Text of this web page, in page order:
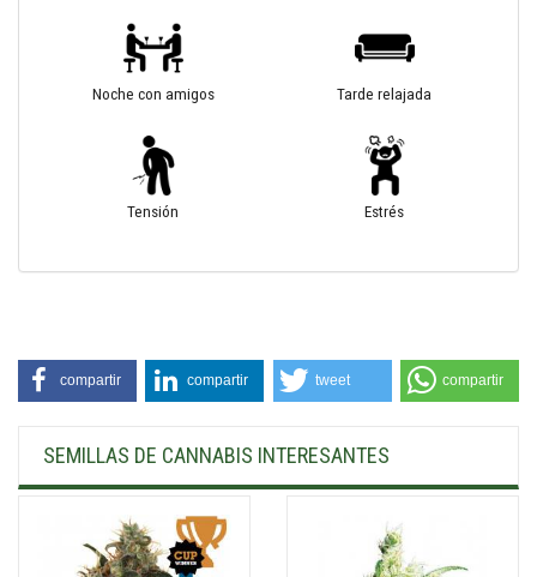
Noche con amigos Tarde relajada
Tensión Estrés
compartir compartir tweet compartir
SEMILLAS DE CANNABIS INTERESANTES